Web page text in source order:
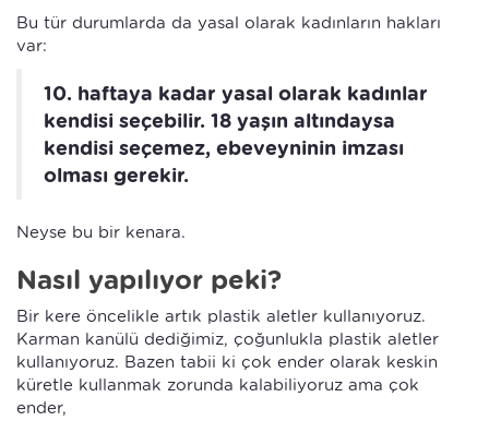
Bu tür durumlarda da yasal olarak kadınların hakları
var:
10. haftaya kadar yasal olarak kadınlar
kendisi seçebilir. 18 yaşın altındaysa
kendisi seçemez, ebeveyninin imzası
olması gerekir.
Neyse bu bir kenara.
Nasıl yapılıyor peki?
Bir kere öncelikle artık plastik aletler kullanıyoruz.
Karman kanülü dediğimiz, çoğunlukla plastik aletler
kullanıyoruz. Bazen tabii ki çok ender olarak keskin
küretle kullanmak zorunda kalabiliyoruz ama çok
ender,